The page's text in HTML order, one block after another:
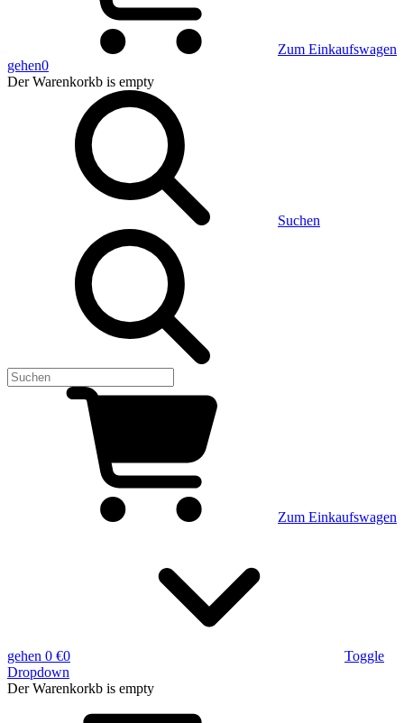
Zum Einkaufswagen
gehen0
Der Warenkorkb is empty
Suchen
Zum Einkaufswagen
gehen 0 €0
Toggle
Dropdown
Der Warenkorkb is empty